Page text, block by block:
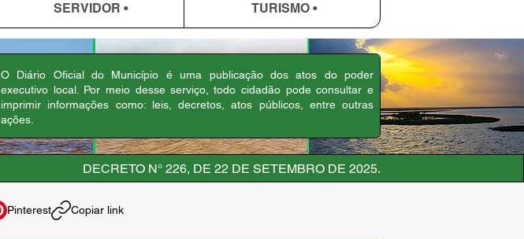
SERVIDOR • TURISMO •
O Diário Oficial do Município é uma publicação dos atos do poder
executivo local. Por meio desse serviço, todo cidadão pode consultar e
imprimir informações como: leis, decretos, atos públicos, entre outras
ações.
DECRETO N° 226, DE 22 DE SETEMBRO DE 2025.
Pinterest Copiar link